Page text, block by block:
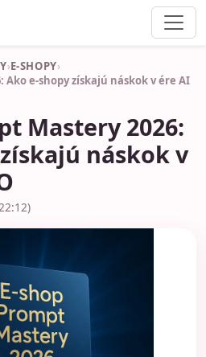
›E-SHOPY›
Ako e-shopy získajú náskok v ére AI
Mastery 2026:
náskok v